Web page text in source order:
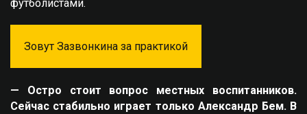
футболистами.
Зовут Зазвонкина за практикой
— Остро стоит вопрос местных воспитанников.
Сейчас стабильно играет только Александр Бем. В